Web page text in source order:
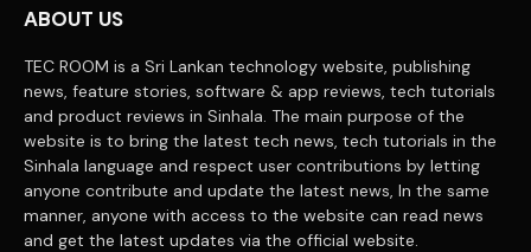
ABOUT US
TEC ROOM is a Sri Lankan technology website, publishing
news, feature stories, software & app reviews, tech tutorials
and product reviews in Sinhala. The main purpose of the
website is to bring the latest tech news, tech tutorials in the
Sinhala language and respect user contributions by letting
anyone contribute and update the latest news, In the same
manner, anyone with access to the website can read news
and get the latest updates via the official website.